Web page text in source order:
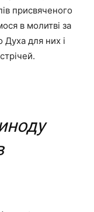
присвяченого
в молитві за
Духа для них і